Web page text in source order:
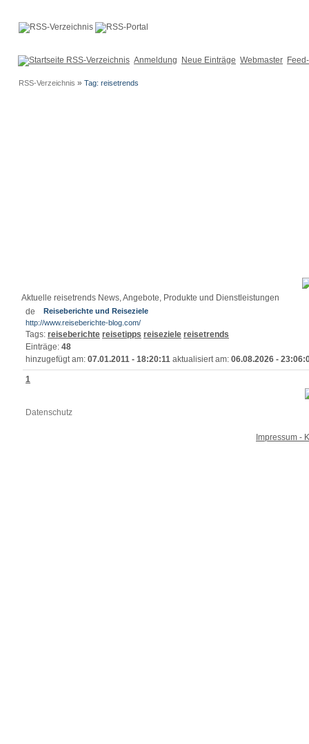
Anmeldung Neue Einträge Webmaster
RSS-Verzeichnis » Tag: reisetrends
Aktuelle reisetrends News, Angebote, Produkte und Dienstleistungen
Reiseberichte und Reiseziele
http://www.reiseberichte-blog.com/
Tags: reiseberichte reisetipps reiseziele reisetrends
Einträge: 48
hinzugefügt am: 07.01.2011 - 18:20:11 aktualisiert am: 06.08.2026 -
1
Datenschutz
Impressum -